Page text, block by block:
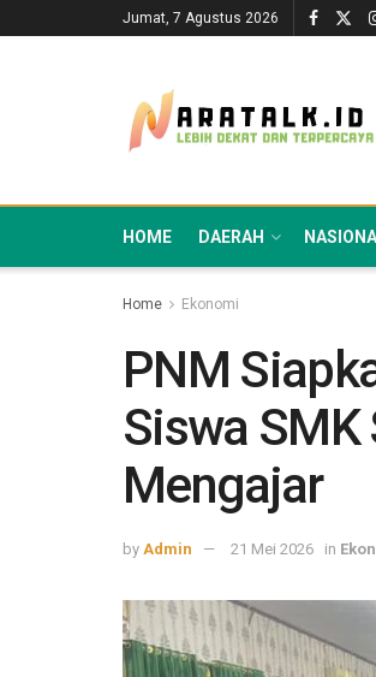
Jumat, 7 Agustus 2026
HOME DAERAH
Home Ekonomi
PNM
Siswa
Mengajar
by Admin 21 Mei 2026 in